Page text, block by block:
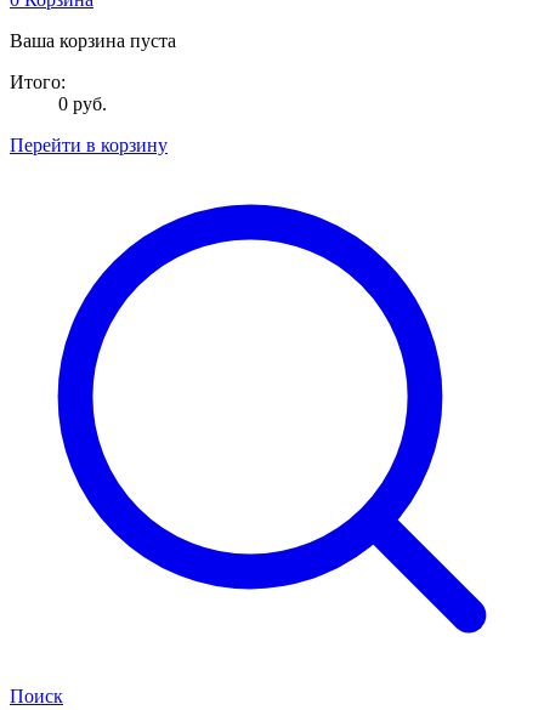
Ваша корзина пуста
Итого:
0 руб.
Перейти в корзину
Поиск